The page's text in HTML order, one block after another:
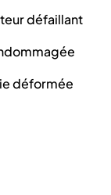
défaillant
déformée